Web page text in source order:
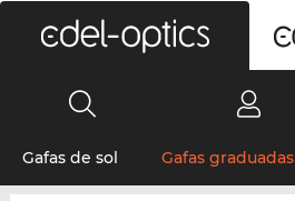
Gafas de sol Gafas graduadas